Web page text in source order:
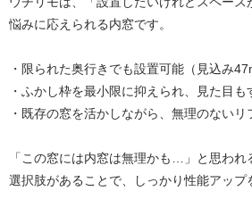
悩みに応えられる内窓です。
・限られた奥行きでも設置可能（見込み
・ふかし枠を最小限に抑えられ、見た目も
・既存の窓を活かしながら、無理のない
「この窓には内窓は無理かも…」と思われ
選択肢があることで、しっかり性能アップ